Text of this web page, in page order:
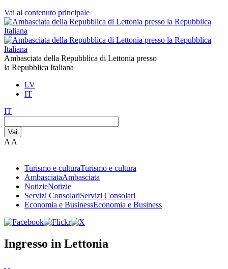
Vai al contenuto principale
Ambasciata della Repubblica di Lettonia presso
la Repubblica Italiana
LV
IT
IT
Vai
A A
Turismo e culturaTurismo e cultura
AmbasciataAmbasciata
NotizieNotizie
Servizi ConsolariServizi Consolari
Economia e BusinessEconomia e Business
Ingresso in Lettonia